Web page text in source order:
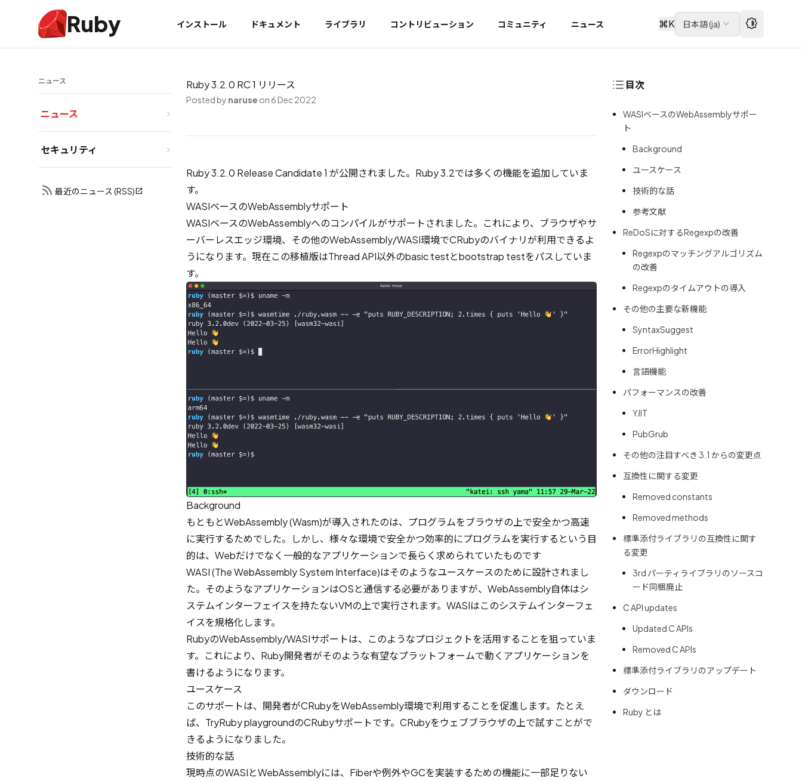
Ruby インストール ドキュメント ライブラリ コントリビューション コミュニティ ニュース ⌘K 日本語(ja)
ニュース
ニュース
セキュリティ
最近のニュース (RSS)
Ruby 3.2.0 RC 1 リリース
Posted by naruse on 6 Dec 2022
Ruby 3.2.0 Release Candidate 1 が公開されました。Ruby 3.2では多くの機能を追加していま
す。
WASIベースのWebAssemblyサポート
WASIベースのWebAssemblyへのコンパイルがサポートされました。これにより、ブラウザやサ
ーバーレスエッジ環境、その他のWebAssembly/WASI環境でCRubyのバイナリが利用できるよ
うになります。現在この移植版はThread API以外のbasic testとbootstrap testをパスしていま
す。
Background
もともとWebAssembly (Wasm)が導入されたのは、プログラムをブラウザの上で安全かつ高速
に実行するためでした。しかし、様々な環境で安全かつ効率的にプログラムを実行するという目
的は、Webだけでなく一般的なアプリケーションで長らく求められていたものです
WASI (The WebAssembly System Interface)はそのようなユースケースのために設計されまし
た。そのようなアプリケーションはOSと通信する必要がありますが、WebAssembly自体はシ
ステムインターフェイスを持たないVMの上で実行されます。WASIはこのシステムインターフェ
イスを規格化します。
RubyのWebAssembly/WASIサポートは、このようなプロジェクトを活用することを狙っていま
す。これにより、Ruby開発者がそのような有望なプラットフォームで動くアプリケーションを
書けるようになります。
ユースケース
このサポートは、開発者がCRubyをWebAssembly環境で利用することを促進します。たとえ
ば、 TryRuby playgroundのCRubyサポートです。CRubyをウェブブラウザの上で試すことがで
きるようになりました。
技術的な話
現時点のWASIとWebAssemblyには、Fiberや例外やGCを実装するための機能に一部足りない
目次
WASIベースのWebAssemblyサポー
ト
Background
ユースケース
技術的な話
参考文献
ReDoSに対するRegexpの改善
Regexpのマッチングアルゴリズム
の改善
Regexpのタイムアウトの導入
その他の主要な新機能
SyntaxSuggest
ErrorHighlight
言語機能
パフォーマンスの改善
YJIT
PubGrub
その他の注目すべき 3.1 からの変更点
互換性に関する変更
Removed constants
Removed methods
標準添付ライブラリの互換性に関す
る変更
3rd パーティライブラリのソースコ
ード同梱廃止
C API updates
Updated C APIs
Removed C APIs
標準添付ライブラリのアップデート
ダウンロード
Ruby とは